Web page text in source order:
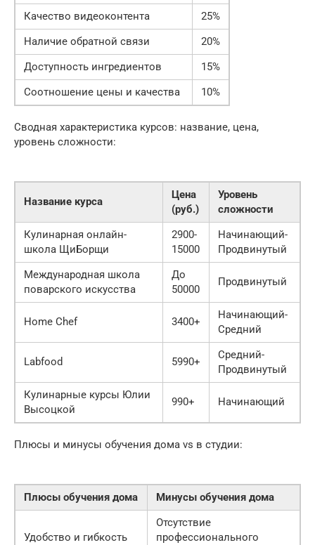
Качество видеоконтента
25%
Наличие обратной связи
20%
Доступность ингредиентов
15%
Соотношение цены и качества
10%
Сводная характеристика курсов: название, цена,
уровень сложности:
Название курса
Цена
(руб.)
Уровень
сложности
Кулинарная онлайн-
школа ЩиБорщи
2900-
15000
Начинающий-
Продвинутый
Международная школа
поварского искусства
До
50000
Продвинутый
Home Chef 3400+
Начинающий-
Средний
Labfood 5990+
Средний-
Продвинутый
Кулинарные курсы Юлии
Высоцкой
990+ Начинающий
Плюсы и минусы обучения дома vs в студии:
Плюсы обучения дома Минусы обучения дома
Удобство и гибкость
Отсутствие
профессионального